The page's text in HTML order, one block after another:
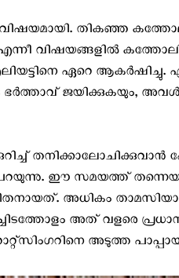
തികഞ്ഞ
വിഷയങ്ങളില്‍
ഏറെ ആകര്‍ഷിച്ചു.
ജയിക്കുകയും, അവള്‍
പറയുന്നു. ഈ സമയത്ത്
അധികം
അത് വളരെ
അടുത്ത